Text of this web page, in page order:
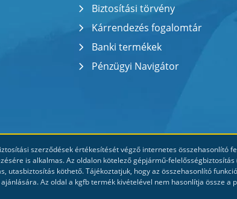
Biztosítási törvény
Kárrendezés fogalomtár
Banki termékek
Pénzügyi Navigátor
szerződések értékesítését végző internetes összehasonlító
is alkalmas. Az oldalon kötelező gépjármű-
utasbiztosítás köthető. Tájékoztatjuk, hogy az összehasonlító
Az oldal a kgfb termék kivételével nem hasonlítja össze a